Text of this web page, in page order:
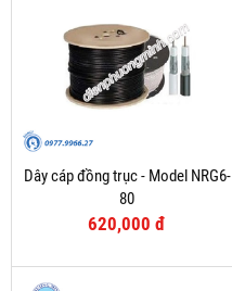
Dây cáp đồng trục - Model NRG6-
80
620,000 đ